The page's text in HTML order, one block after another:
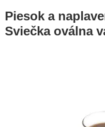
Piesok a
Sviečka oválna